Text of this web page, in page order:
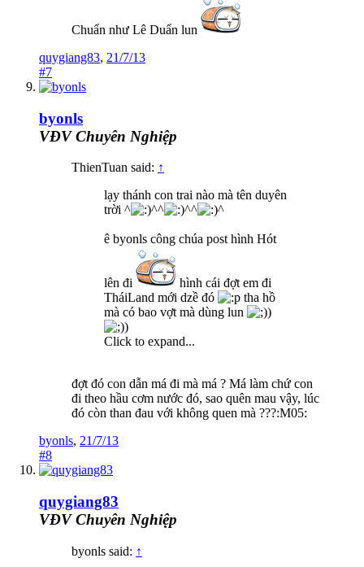
Chuẩn như Lê Duẩn lun
quygiang83, 21/7/13
#7
byonls
VĐV Chuyên Nghiệp
ThienTuan said: ↑
lạy thánh con trai nào mà tên duyên
trời ^
^^ ^^ ^
ê byonls công chúa post hình Hót
lên đi
hình cái đợt em đi
TháiLand mới dzề đó
tha hồ
mà có bao vợt mà dùng lun
)
)
Click to expand...
đợt đó con dẫn má đi mà má ? Má làm chứ con
đi theo hầu cơm nước đó, sao quên mau vậy, lúc
đó còn than đau với không quen mà ???:M05:
byonls, 21/7/13
#8
quygiang83
VĐV Chuyên Nghiệp
byonls said: ↑